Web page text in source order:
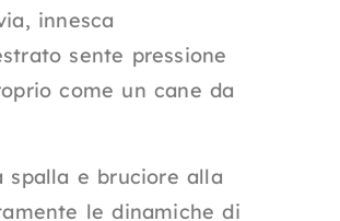
innesca
sente pressione
come un cane da
e bruciore alla
le dinamiche di